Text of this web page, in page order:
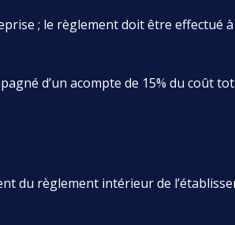
; le règlement doit être effectué
d’un acompte de 15% du coût
du règlement intérieur de